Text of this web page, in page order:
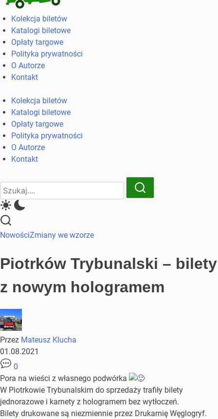
Kolekcja
biletów
komunikacji
miejskiej
kolejowych
Kolekcja biletów
Katalogi biletowe
Opłaty targowe
Polityka prywatności
O Autorze
Kontakt
Kolekcja biletów
Katalogi biletowe
Opłaty targowe
Polityka prywatności
O Autorze
Kontakt
Close
Search
Search
NowościZmiany we wzorze
Piotrków Trybunalski – bilety
z nowym hologramem
Przez Mateusz Klucha
01.08.2021
0
Pora na wieści z własnego podwórka
W Piotrkowie Trybunalskim do sprzedaży trafiły bilety
jednorazowe i karnety z hologramem bez wytłoczeń.
Bilety drukowane są niezmiennie przez Drukarnię Węglogryf.